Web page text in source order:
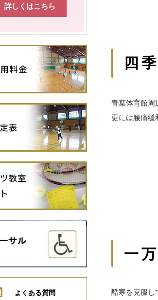
四
青葉体育館周
更には腰痛緩
一
酷寒を克服し
詳しくはこちら
よくある質問